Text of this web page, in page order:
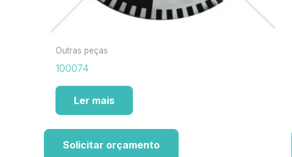
Outras peças
100074
Ler mais
Solicitar orçamento